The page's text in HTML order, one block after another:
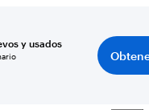
y usados